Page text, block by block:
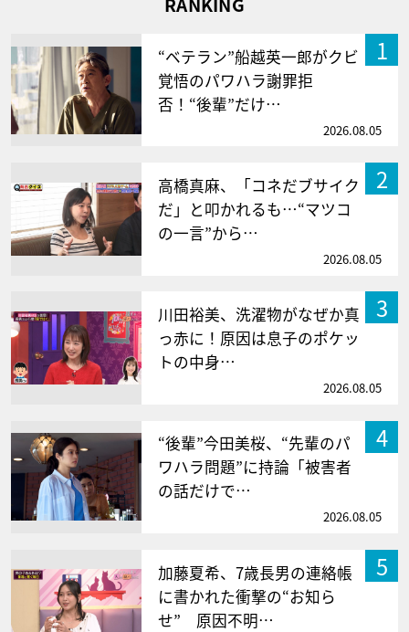
1
“ベテラン”船越英一郎がクビ
覚悟のパワハラ謝罪拒
否！“後輩”だけ…
2026.08.05
2
高橋真麻、「コネだブサイク
だ」と叩かれるも…“マツコ
の一言”から…
2026.08.05
3
川田裕美、洗濯物がなぜか真
っ赤に！原因は息子のポケッ
トの中身…
2026.08.05
4
“後輩”今田美桜、“先輩のパ
ワハラ問題”に持論「被害者
の話だけで…
2026.08.05
5
加藤夏希、7歳長男の連絡帳
に書かれた衝撃の“お知ら
せ” 原因不明…